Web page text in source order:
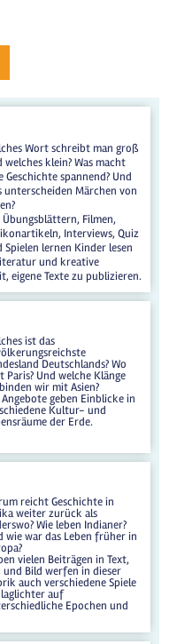
Wort schreibt man groß
welches klein? Was macht
Geschichte spannend? Und
unterscheiden Märchen von
Filmen,
Interviews, Quiz
Spielen lernen Kinder lesen
und kreative
eigene Texte zu publizieren.
ist das
Deutschlands? Wo
Paris? Und welche Klänge
wir mit Asien?
Angebote geben Einblicke in
Kultur- und
der Erde.
reicht Geschichte in
weiter zurück als
Wie leben Indianer?
wie war das Leben früher in
vielen Beiträgen in Text,
und Bild werfen in dieser
auch verschiedene Spiele
auf
Epochen und